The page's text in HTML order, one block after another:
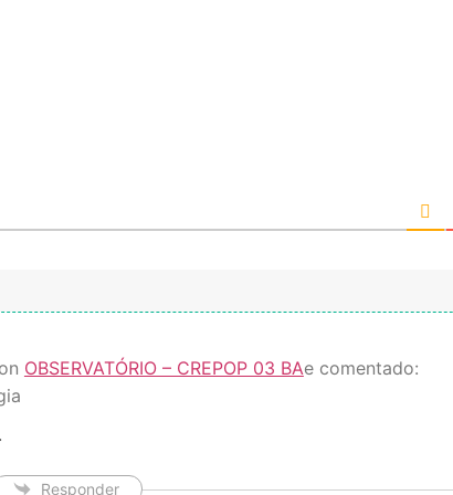
OBSERVATÓRIO – CREPOP 03 BAe comentado:
Responder